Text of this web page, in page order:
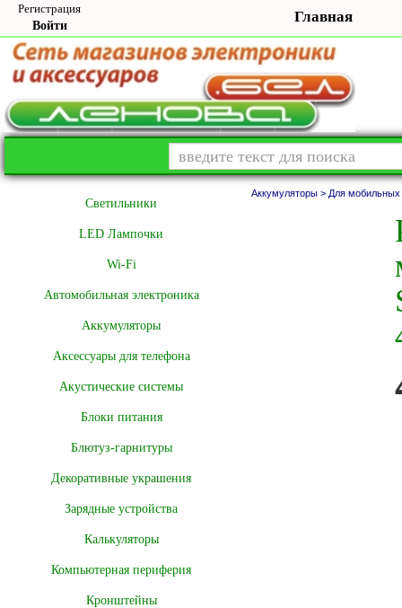
Регистрация
Войти
Главная
Cветильники
LED Лампочки
Wi-Fi
Автомобильная электроника
Аккумуляторы
Аксессуары для телефона
Акустические системы
Блоки питания
Блютуз-гарнитуры
Декоративные украшения
Зарядные устройства
Калькуляторы
Компьютерная периферия
Кронштейны
Аккумуляторы > Для